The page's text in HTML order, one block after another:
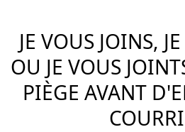
JE VOUS JOINS,
OU JE VOUS
PIÈGE AVANT